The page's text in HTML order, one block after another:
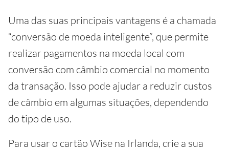
Uma das suas principais vantagens é a chamada
“conversão de moeda inteligente”, que permite
realizar pagamentos na moeda local com
conversão com câmbio comercial no momento
da transação. Isso pode ajudar a reduzir custos
de câmbio em algumas situações, dependendo
do tipo de uso.
Para usar o cartão Wise na Irlanda, crie a sua